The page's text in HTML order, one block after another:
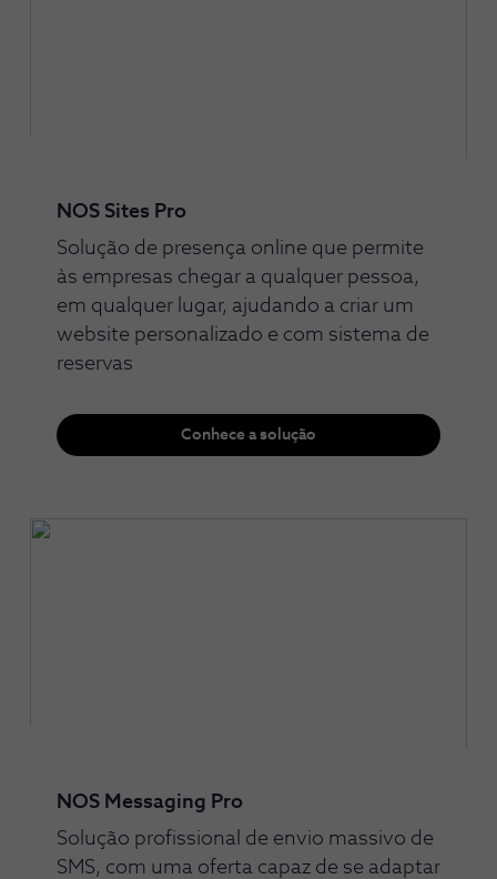
NOS Sites Pro
Solução de presença online que permite
às empresas chegar a qualquer pessoa,
em qualquer lugar, ajudando a criar um
website personalizado e com sistema de
reservas
Conhece a solução
NOS Messaging Pro
Solução profissional de envio massivo de
SMS, com uma oferta capaz de se adaptar